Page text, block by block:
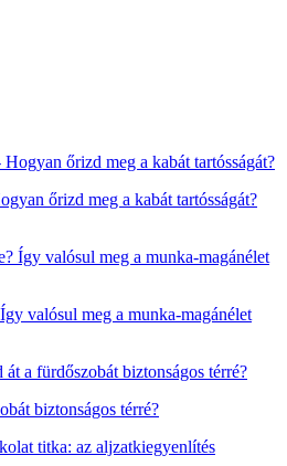
őrizd meg a kabát tartósságát?
valósul meg a munka-magánélet
biztonságos térré?